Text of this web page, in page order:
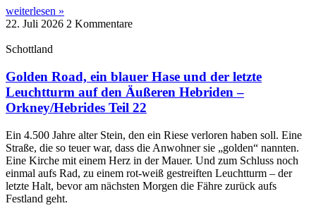
weiterlesen »
22. Juli 2026 2 Kommentare
Schottland
Golden Road, ein blauer Hase und der letzte
Leuchtturm auf den Äußeren Hebriden –
Orkney/Hebrides Teil 22
Ein 4.500 Jahre alter Stein, den ein Riese verloren haben soll. Eine
Straße, die so teuer war, dass die Anwohner sie „golden“ nannten.
Eine Kirche mit einem Herz in der Mauer. Und zum Schluss noch
einmal aufs Rad, zu einem rot-weiß gestreiften Leuchtturm – der
letzte Halt, bevor am nächsten Morgen die Fähre zurück aufs
Festland geht.